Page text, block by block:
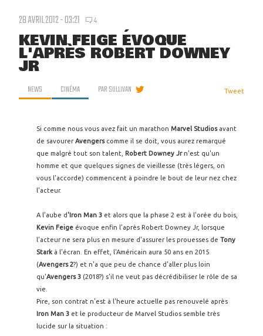
28 AVRIL 2012 - 03:21 4
KEVIN FEIGE ÉVOQUE
L'APRÈS ROBERT DOWNEY
JR
NEWS CINÉMA PARSULLIVAN Tweet
Si comme nous vous avez fait un marathon Marvel Studiosavant
de savourerAvengers comme il se doit, vous aurez remarqué
que malgré tout son talent, Robert Downey Jrn'est qu'un
homme et que quelques signes de vieillesse (très légers, on
vous l'accorde) commencent à poindre le bout de leur nez chez
l'acteur.
A l'aube d'Iron Man 3 et alors que la phase 2 est à l'orée du bois,
Kevin Feige évoque enfin l'après Robert Downey Jr, lorsque
l'acteur ne sera plus en mesure d'assurer les prouesses de Tony
Stark à l'écran. En effet, l'Américain aura 50 ans en 2015
(Avengers 2?) et n'a que peu de chance d'aller plus loin
qu'Avengers 3 (2018?) s'il ne veut pas décrédibiliser le rôle de sa
vie.
Pire, son contrat n'est à l'heure actuelle pas renouvelé après
Iron Man 3 et le producteur de Marvel Studios semble très
lucide sur la situation :